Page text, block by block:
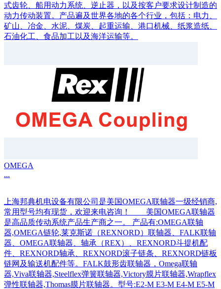
式齿轮、船用动力系统、逆止器，以及按客户要求设计制造的
动力传动装置。产品遍及世界各地的各个行业，包括：电力、
矿山、冶金、水泥、煤炭、起重运输、港口机械、纸浆造纸、
石油化工、食品加工以及海洋运输等。
OMEGA
...
上海邦典机电设备有限公司是美国OMEGA联轴器一级经销商,
常用型号均有现货，欢迎来电咨询！ 美国OMEGA联轴器
是高品质传动系统产品生产商之一。 产品有:OMEGA联轴
器,OMEGA链轮,莱克斯诺（REXNORD）联轴器、FALK联轴
器、OMEGA联轴器、轴承（REX）、REXNORD斗提机配
件、REXNORD轴承、REXNORD滚子链条、REXNORD链板
链网及输送机配件等。FALK鼓形齿联轴器，Omega联轴
器,Viva联轴器,Steelflex弹簧联轴器,Victory膜片联轴器,Wrapflex
弹性联轴器,Thomas膜片联轴器。型号:E2-M E3-M E4-M E5-M